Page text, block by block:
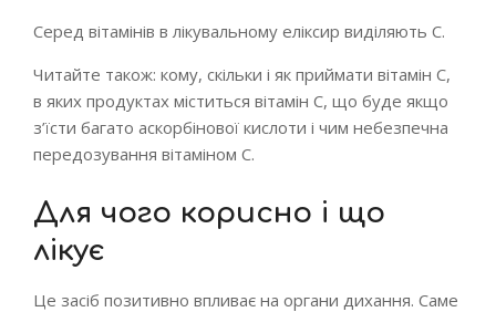
Серед вітамінів в лікувальному еліксир виділяють С.
Читайте також: кому, скільки і як приймати вітамін С,
в яких продуктах міститься вітамін С, що буде якщо
з’їсти багато аскорбінової кислоти і чим небезпечна
передозування вітаміном С.
Для чого корисно і що
лікує
Це засіб позитивно впливає на органи дихання. Саме